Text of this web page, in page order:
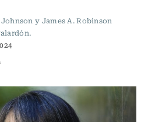
y James A. Robinson